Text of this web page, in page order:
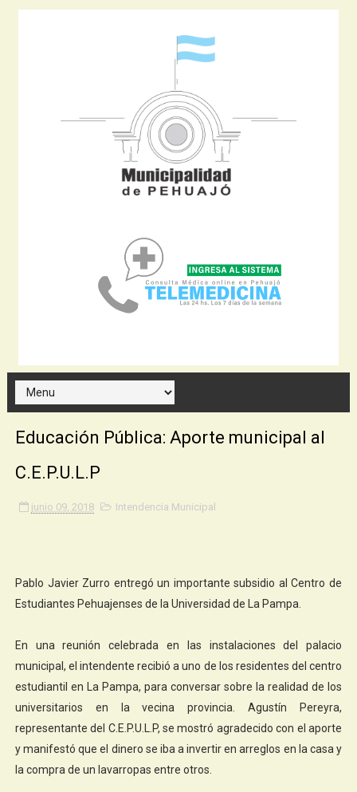
Educación Pública: Aporte municipal al
C.E.P.U.L.P
junio 09, 2018 Intendencia Municipal
Pablo Javier Zurro entregó un importante subsidio al Centro de
Estudiantes Pehuajenses de la Universidad de La Pampa.
En una reunión celebrada en las instalaciones del palacio
municipal, el intendente recibió a uno de los residentes del centro
estudiantil en La Pampa, para conversar sobre la realidad de los
universitarios en la vecina provincia. Agustín Pereyra,
representante del C.E.P.U.L.P, se mostró agradecido con el aporte
y manifestó que el dinero se iba a invertir en arreglos en la casa y
la compra de un lavarropas entre otros.